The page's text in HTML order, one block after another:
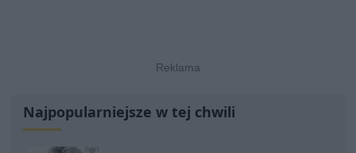
Najpopularniejsze w tej chwili